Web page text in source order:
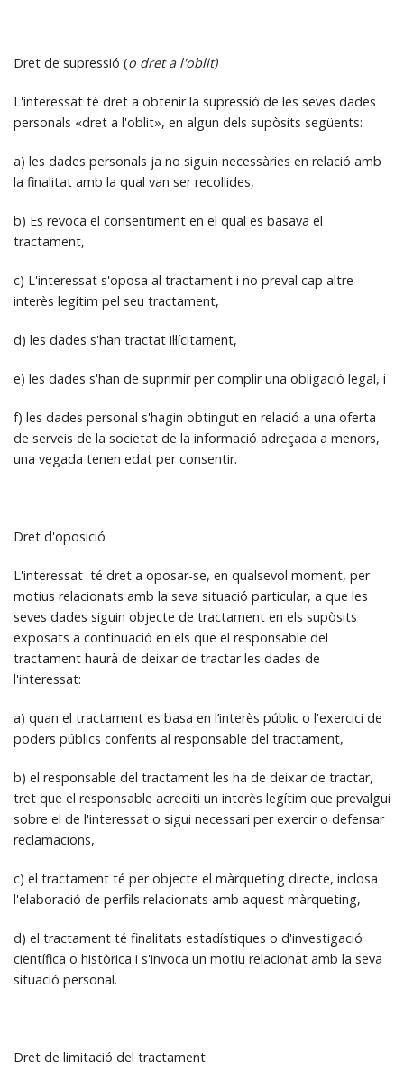
Dret de supressió (o dret a l'oblit)
L'interessat té dret a obtenir la supressió de les seves dades
personals «dret a l'oblit», en algun dels supòsits següents:
a) les dades personals ja no siguin necessàries en relació amb
la finalitat amb la qual van ser recollides,
b) Es revoca el consentiment en el qual es basava el
tractament,
c) L'interessat s'oposa al tractament i no preval cap altre
interès legítim pel seu tractament,
d) les dades s'han tractat il·lícitament,
e) les dades s'han de suprimir per complir una obligació legal, i
f) les dades personal s'hagin obtingut en relació a una oferta
de serveis de la societat de la informació adreçada a menors,
una vegada tenen edat per consentir.
Dret d'oposició
L'interessat té dret a oposar-se, en qualsevol moment, per
motius relacionats amb la seva situació particular, a que les
seves dades siguin objecte de tractament en els supòsits
exposats a continuació en els que el responsable del
tractament haurà de deixar de tractar les dades de
l'interessat:
a) quan el tractament es basa en l’interès públic o l'exercici de
poders públics conferits al responsable del tractament,
b) el responsable del tractament les ha de deixar de tractar,
tret que el responsable acrediti un interès legítim que prevalgui
sobre el de l'interessat o sigui necessari per exercir o defensar
reclamacions,
c) el tractament té per objecte el màrqueting directe, inclosa
l'elaboració de perfils relacionats amb aquest màrqueting,
d) el tractament té finalitats estadístiques o d'investigació
científica o històrica i s'invoca un motiu relacionat amb la seva
situació personal.
Dret de limitació del tractament